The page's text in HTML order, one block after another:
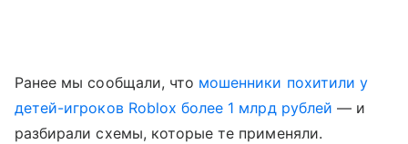
Ранее мы сообщали, что мошенники похитили у
детей-игроков Roblox более 1 млрд рублей — и
разбирали схемы, которые те применяли.